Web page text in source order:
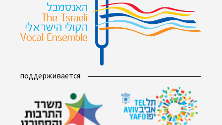
поддерживается: